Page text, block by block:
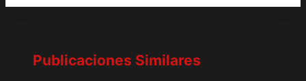
Publicaciones Similares